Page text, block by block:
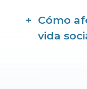
Cómo
vida